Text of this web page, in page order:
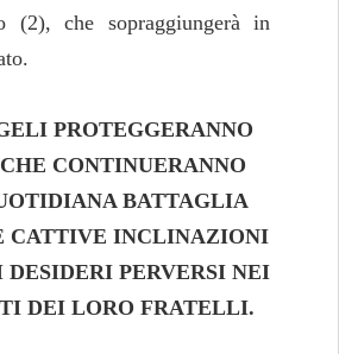
(2), che sopraggiungerà in
PROTEGGERANNO
CONTINUERANNO
BATTAGLIA
CATTIVE INCLINAZIONI
DESIDERI PERVERSI NEI
DEI LORO FRATELLI.